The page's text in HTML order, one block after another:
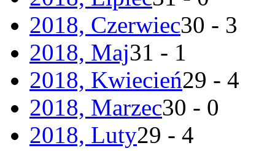
2018, Czerwiec30 - 3
2018, Maj31 - 1
2018, Kwiecień29 - 4
2018, Marzec30 - 0
2018, Luty29 - 4